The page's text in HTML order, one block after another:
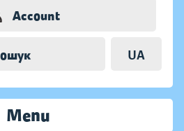
Account
UA
Menu